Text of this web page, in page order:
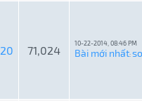
20 71,024
10-22-2014, 08:46 PM
Bài mới nhất: